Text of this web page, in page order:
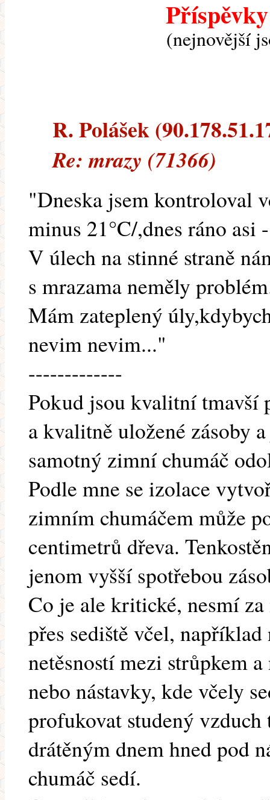
(nejnovější
R. Polášek
Re: mrazy (71366)
"Dneska jsem kontroloval
minus 21°C/,dnes ráno asi
V úlech na stinné straně
s mrazama neměly
Mám zateplený
nevim nevim..."
-------------
Pokud jsou kvalitní
a kvalitně uložené zásoby
samotný zimní chumáč
Podle mne se izolace
zimním chumáčem může
centimetrů dřeva.
jenom vyšší spotřebou
Co je ale kritické, nesmí
přes sediště včel,
netěsností mezi strůpkem
nebo nástavky, kde včely
profukovat studený
drátěným dnem hned pod
chumáč sedí.